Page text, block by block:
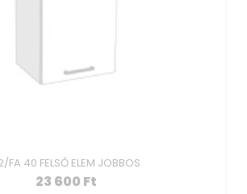
FA 40 FELSŐ ELEM JOBBOS
23 600 Ft